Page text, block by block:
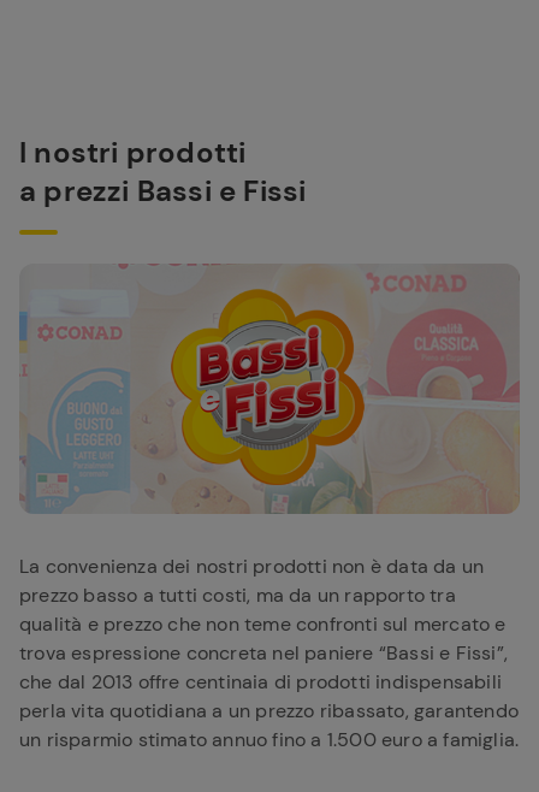
I nostri prodotti
a prezzi Bassi e Fissi
La convenienza dei nostri prodotti non è data da un
prezzo basso a tutti costi, ma da un rapporto tra
qualità e prezzo che non teme confronti sul mercato e
trova espressione concreta nel paniere “Bassi e Fissi”,
che dal 2013 offre centinaia di prodotti indispensabili
perla vita quotidiana a un prezzo ribassato, garantendo
un risparmio stimato annuo fino a 1.500 euro a famiglia.